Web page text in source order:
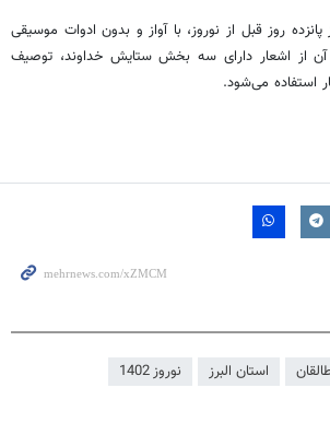
پانزده روز قبل از نوروز، با آواز و بدون ادوات موسیقی
آن از اشعار دارای سه بخش ستایش خداوند، توصیف
استفاده می‌شود.
استان البرز نوروز 1402